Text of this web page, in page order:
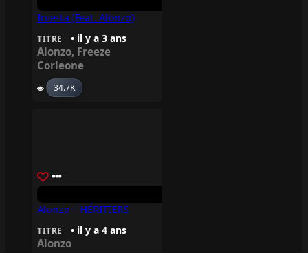
Iniesta (feat. Alonzo)
TITRE • il y a 3 ans
Alonzo, Freeze
Corleone
34.7K
Alonzo – HÉRITIERS
TITRE • il y a 4 ans
Alonzo